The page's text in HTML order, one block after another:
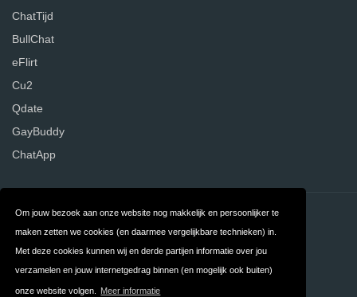
Om jouw bezoek aan onze website nog makkelijk en persoonlijker te
maken zetten we cookies (en daarmee vergelijkbare technieken) in.
Met deze cookies kunnen wij en derde partijen informatie over jou
verzamelen en jouw internetgedrag binnen (en mogelijk ook buiten)
onze website volgen. Meer informatie
ChatTijd
BullChat
eFlirt
Cu2
Qdate
GayBuddy
ChatApp
Contact Over ons
Voorwaarden